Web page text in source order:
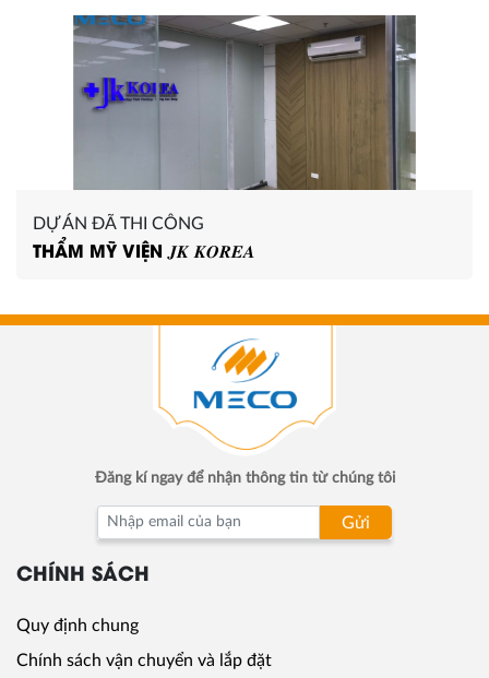
DỰ ÁN ĐÃ THI CÔNG
THẨM MỸ VIỆN 𝑱𝑲 𝑲𝑶𝑹𝑬𝑨
Đăng kí ngay để nhận thông tin từ chúng tôi
Gửi
CHÍNH SÁCH
Quy định chung
Chính sách vận chuyển và lắp đặt